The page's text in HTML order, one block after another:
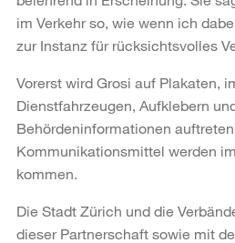
im Verkehr so, wie wenn ich
zur Instanz für rücksichtsvolles
Vorerst wird Grosi auf Plakaten,
Dienstfahrzeugen, Aufklebern
Behördeninformationen
Kommunikationsmittel werden
kommen.
Die Stadt Zürich und die
dieser Partnerschaft sowie mit